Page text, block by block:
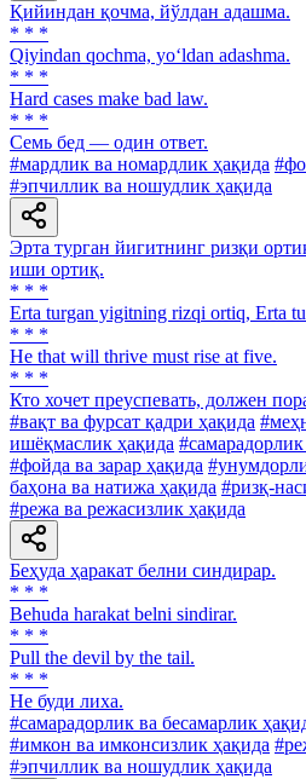
Қийиндан қочма, йўлдан адашма.
* * *
Qiyindan qochma, yo‘ldan adashma.
* * *
Hard cases make bad law.
* * *
Семь бед — один ответ.
#мардлик ва номардлик ҳақида
#эпчиллик ва ношудлик ҳақида
Эрта турган йигитнинг ризқи
иши ортиқ.
* * *
Erta turgan yigitning rizqi ortiq, Erta
* * *
He that will thrive must rise at five.
* * *
Кто хочет преуспевать, должен
#вақт ва фурсат қадри ҳақида
ишёқмаслик ҳақида
#фойда ва зарар ҳақида
баҳона ва натижа ҳақида #ризқ-
#режа ва режасизлик ҳақида
Беҳуда ҳаракат белни синдирар.
* * *
Behuda harakat belni sindirar.
* * *
Pull the devil by the tail.
* * *
He буди лиха.
#самарадорлик ва бесамарлик
#имкон ва имконсизлик ҳақида
#эпчиллик ва ношудлик ҳақида